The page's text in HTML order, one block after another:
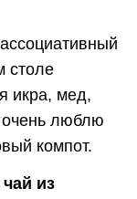
столе
икра, мед,
очень люблю
компот.
из